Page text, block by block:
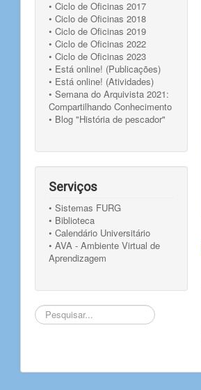
• Ciclo de Oficinas 2017
• Ciclo de Oficinas 2018
• Ciclo de Oficinas 2019
• Ciclo de Oficinas 2022
• Ciclo de Oficinas 2023
• Está online! (Publicações)
• Está online! (Atividades)
• Semana do Arquivista 2021:
Compartilhando Conhecimento
• Blog "História de pescador"
Serviços
• Sistemas FURG
• Biblioteca
• Calendário Universitário
• AVA - Ambiente Virtual de
Aprendizagem
Pesquisar...